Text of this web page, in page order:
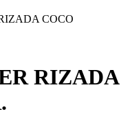
COCO
RIZADA